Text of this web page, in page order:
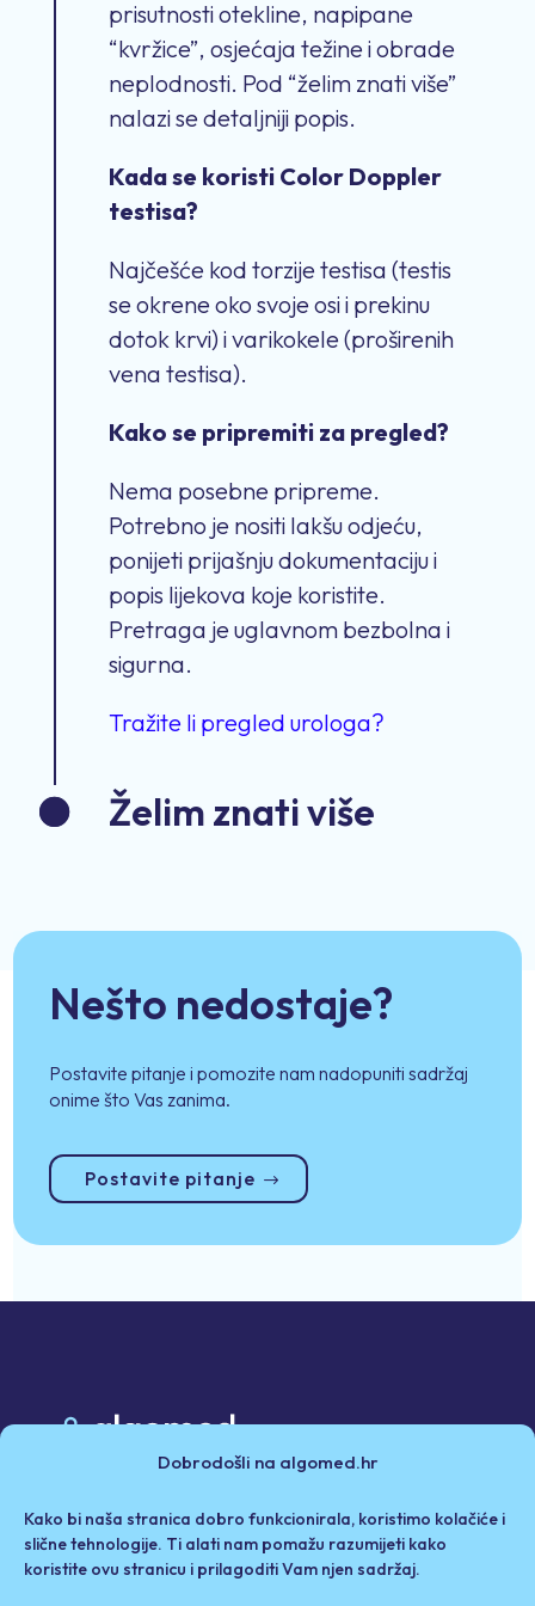
Dobrodošli na algomed.hr
Kako bi naša stranica dobro funkcionirala, koristimo kolačiće i
slične tehnologije. Ti alati nam pomažu razumijeti kako
koristite ovu stranicu i prilagoditi Vam njen sadržaj.
prisutnosti otekline, napipane
“kvržice”, osjećaja težine i obrade
neplodnosti. Pod “želim znati više”
nalazi se detaljniji popis.
Kada se koristi Color Doppler
testisa?
Najčešće kod torzije testisa (testis
se okrene oko svoje osi i prekinu
dotok krvi) i varikokele (proširenih
vena testisa).
Kako se pripremiti za pregled?
Nema posebne pripreme.
Potrebno je nositi lakšu odjeću,
ponijeti prijašnju dokumentaciju i
popis lijekova koje koristite.
Pretraga je uglavnom bezbolna i
sigurna.
Tražite li pregled urologa?
Želim znati više
Nešto nedostaje?
Postavite pitanje i pomozite nam nadopuniti sadržaj
onime što Vas zanima.
Postavite pitanje
Politika privatnosti i kolačići
Iza Algomeda
Odricanje od odgovornosti / Uvjeti korištenja